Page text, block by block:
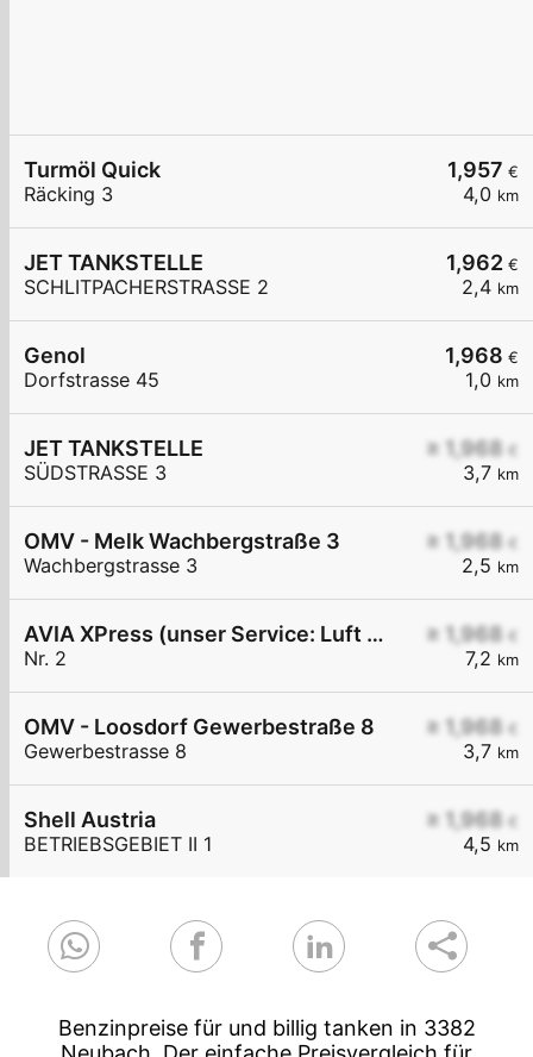
1,957 €
4,0 km
Turmöl Quick
Räcking 3
1,962 €
2,4 km
JET TANKSTELLE
SCHLITPACHERSTRASSE 2
1,968 €
1,0 km
Genol
Dorfstrasse 45
≥ 1,968 €
3,7 km
JET TANKSTELLE
SÜDSTRASSE 3
≥ 1,968 €
2,5 km
OMV - Melk Wachbergstraße 3
Wachbergstrasse 3
≥ 1,968 €
7,2 km
AVIA XPress (unser Service: Luft und Wasser)
Nr. 2
≥ 1,968 €
3,7 km
OMV - Loosdorf Gewerbestraße 8
Gewerbestrasse 8
≥ 1,968 €
4,5 km
Shell Austria
BETRIEBSGEBIET II 1
Benzinpreise für und billig tanken in 3382